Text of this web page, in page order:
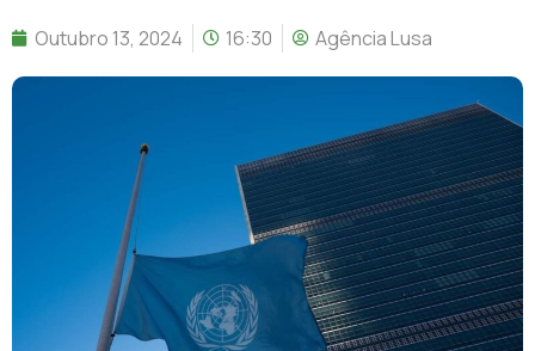
Outubro 13, 2024 16:30 Agência Lusa